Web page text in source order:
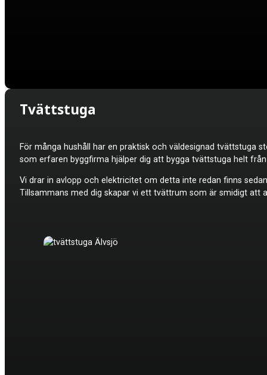
Tvättstuga
För många hushåll har en praktisk och väldesignad
som erfaren byggfirma hjälper dig att bygga tvättstuga helt
Vi drar in avlopp och elektricitet om detta inte redan finns
Tillsammans med dig skapar vi ett tvättrum som är smidigt att